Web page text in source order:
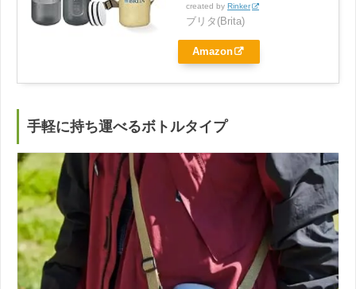
created by Rinker
ブリタ(Brita)
Amazon
手軽に持ち運べるボトルタイプ